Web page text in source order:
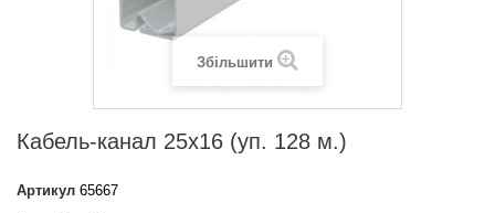
Збільшити
Кабель-канал 25х16 (уп. 128 м.)
Артикул 65667